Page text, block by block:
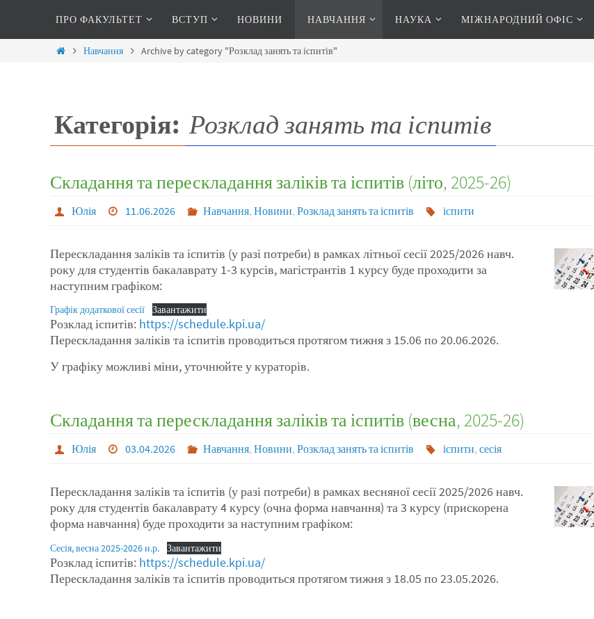
ПРО ФАКУЛЬТЕТ ВСТУП НОВИНИ НАВЧАННЯ НАУКА МІЖНАРОДНИЙ ОФІС
Навчання Archive by category "Розклад занять та іспитів"
Категорія: Розклад занять та іспитів
Складання та перескладання заліків та іспитів (літо, 2025-26)
Юлія 11.06.2026 Навчання,Новини,Розклад занять та іспитів іспити
Перескладання заліків та іспитів (у разі потреби) в рамках літньої сесії 2025/2026 навч.
року для студентів бакалаврату 1-3 курсів, магістрантів 1 курсу буде проходити за
наступним графіком:
Графік додаткової сесії Завантажити
Розклад іспитів: https://schedule.kpi.ua/
Перескладання заліків та іспитів проводиться протягом тижня з 15.06 по 20.06.2026.
У графіку можливі міни, уточнюйте у кураторів.
Складання та перескладання заліків та іспитів (весна, 2025-26)
Юлія 03.04.2026 Навчання,Новини,Розклад занять та іспитів іспити, сесія
Перескладання заліків та іспитів (у разі потреби) в рамках весняної сесії 2025/2026 навч.
року для студентів бакалаврату 4 курсу (очна форма навчання) та 3 курсу (прискорена
форма навчання) буде проходити за наступним графіком:
Сесія, весна 2025-2026 н.р. Завантажити
Розклад іспитів: https://schedule.kpi.ua/
Перескладання заліків та іспитів проводиться протягом тижня з 18.05 по 23.05.2026.